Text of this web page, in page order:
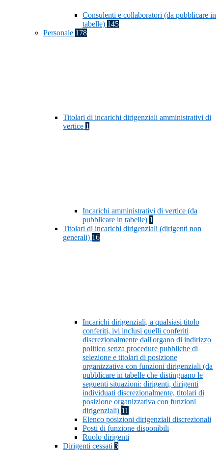
Consulenti e collaboratori (da pubblicare in
tabelle) 145
Personale 178
Titolari di incarichi dirigenziali amministrativi di
vertice 1
Incarichi amministrativi di vertice (da
pubblicare in tabelle) 1
Titolari di incarichi dirigenziali (dirigenti non
generali) 16
Incarichi dirigenziali, a qualsiasi titolo
conferiti, ivi inclusi quelli conferiti
discrezionalmente dall'organo di indirizzo
politico senza procedure pubbliche di
selezione e titolari di posizione
organizzativa con funzioni dirigenziali (da
pubblicare in tabelle che distinguano le
seguenti situazioni: dirigenti, dirigenti
individuati discrezionalmente, titolari di
posizione organizzativa con funzioni
dirigenziali) 11
Elenco posizioni dirigenziali discrezionali
Posti di funzione disponibili
Ruolo dirigenti
Dirigenti cessati 3